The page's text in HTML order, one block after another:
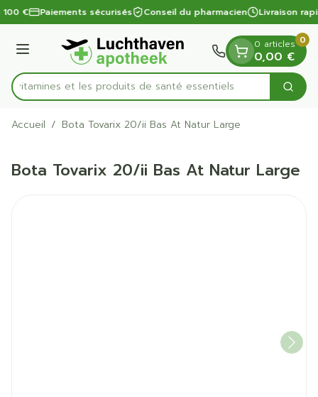
Aller au contenu
1 de 1
€ Paiements sécurisés Conseil du pharmacien Livraison
Menu
Rechercher
vitamines et les produits de santé essentiels
0 articles
0,00 €
0
Accueil / Bota Tovarix 20/ii Bas At Natur Large
Bota Tovarix 20/ii Bas At Natur Large